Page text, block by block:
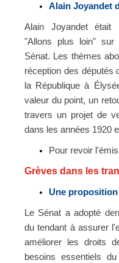
Alain Joyandet
Alain Joyandet était
"Allons plus loin" sur
Sénat. Les thèmes
réception des députés
la République à
valeur du point, un
travers un projet de
dans les années 1920
Pour revoir
Grèves dans les
Une
Le Sénat a adopté
du tendant à assurer
améliorer les droits
besoins essentiels